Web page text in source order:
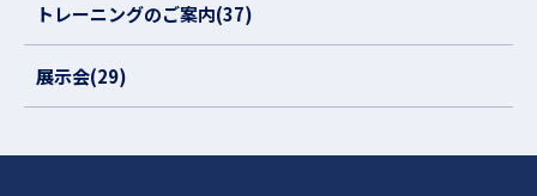
トレーニングのご案内(37)
展示会(29)